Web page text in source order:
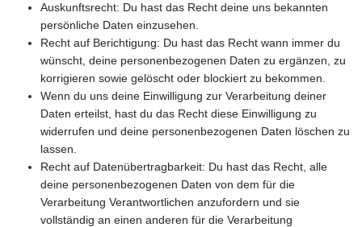
Auskunftsrecht: Du hast das Recht deine uns bekannten
persönliche Daten einzusehen.
Recht auf Berichtigung: Du hast das Recht wann immer du
wünscht, deine personenbezogenen Daten zu ergänzen, zu
korrigieren sowie gelöscht oder blockiert zu bekommen.
Wenn du uns deine Einwilligung zur Verarbeitung deiner
Daten erteilst, hast du das Recht diese Einwilligung zu
widerrufen und deine personenbezogenen Daten löschen zu
lassen.
Recht auf Datenübertragbarkeit: Du hast das Recht, alle
deine personenbezogenen Daten von dem für die
Verarbeitung Verantwortlichen anzufordern und sie
vollständig an einen anderen für die Verarbeitung